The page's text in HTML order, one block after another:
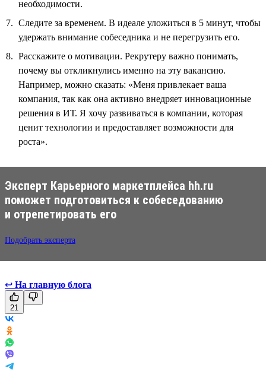
необходимости.
Следите за временем. В идеале уложиться в 5 минут, чтобы
удержать внимание собеседника и не перегрузить его.
Расскажите о мотивации. Рекрутеру важно понимать,
почему вы откликнулись именно на эту вакансию.
Например, можно сказать: «Меня привлекает ваша
компания, так как она активно внедряет инновационные
решения в ИТ. Я хочу развиваться в компании, которая
ценит технологии и предоставляет возможности для
роста».
Эксперт Карьерного маркетплейса hh.ru
поможет подготовиться к собеседованию
и отрепетировать его
Подобрать эксперта
↩ На главную блога
21